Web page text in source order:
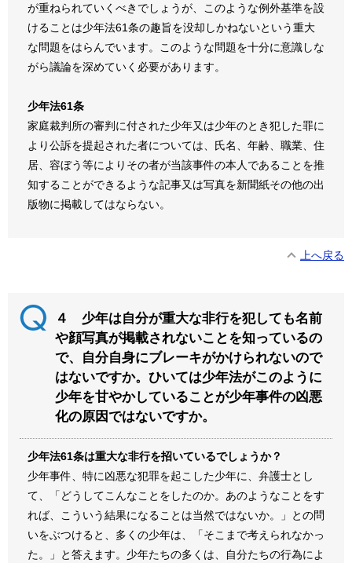
が重ねられていくべきでしょうが、このような例外基準を設
けることは少年法61条の趣旨を没却しかねないという重大
な問題をはらんでいます。このような問題を十分に意識しな
がら議論を深めていく必要があります。
少年法61条
家庭裁判所の審判に付された少年又は少年のとき犯した罪に
より公訴を提起された者については、氏名、年齢、職業、住
居、容ぼう等によりその者が当該事件の本人であることを推
知することができるような記事又は写真を新聞紙その他の出
版物に掲載してはならない。
上へ戻る
４ 少年は自分が重大な非行を犯しても名前
や顔写真が掲載されないことを知っているの
で、自分自身にブレーキがかけられないので
はないですか。ひいては少年法がこのように
少年を甘やかしていることが少年事件の凶悪
化の原因ではないですか。
少年法61条は重大な非行を招いているでしょうか？
少年事件、特に凶悪な犯罪を起こした少年に、弁護士とし
て、「どうしてこんなことをしたのか。あのようなことをす
れば、こういう結果になることは当然ではないか。」との問
いをぶつけると、多くの少年は、「そこまで考えられなかっ
た。」と答えます。少年たちの多くは、自分たちの行為によ